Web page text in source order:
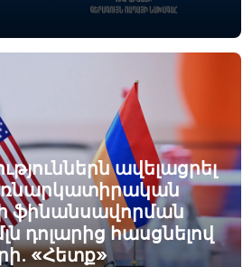
ավելացրել
ֆինանսավորման
դոլարից հասցնելով
«Հետք»